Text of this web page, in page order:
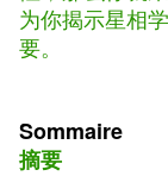
为你揭示星相
要。
Sommaire
摘要